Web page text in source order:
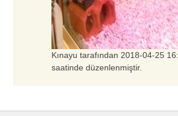
Kınayu tarafından 2018-04-25
saatinde düzenlenmiştir.